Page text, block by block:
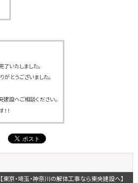
いたしました。
とうございました。
設へご相談ください。
！
・埼玉・神奈川の解体工事なら東央建設へ】